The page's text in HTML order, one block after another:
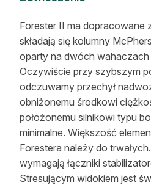
Forester II ma dopracowane
składają się kolumny
oparty na dwóch
Oczywiście przy szybszym
odczuwamy przechył
obniżonemu środkowi
położonemu silnikowi typu
minimalne. Większość
Forestera należy do
wymagają łączniki
Stresującym widokiem jest